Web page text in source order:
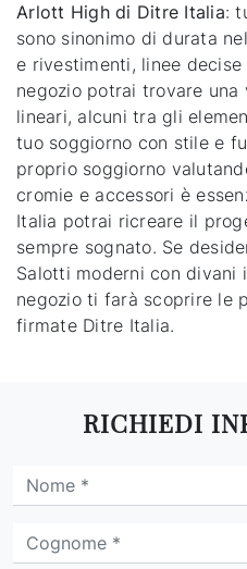
Arlott High di Ditre Italia:
sono sinonimo di durata
e rivestimenti, linee decise
negozio potrai trovare
lineari, alcuni tra gli
tuo soggiorno con stile e
proprio soggiorno
cromie e accessori è
Italia potrai ricreare il
sempre sognato. Se
Salotti moderni con divani
negozio ti farà scoprire le
firmate Ditre Italia.
RICHIEDI